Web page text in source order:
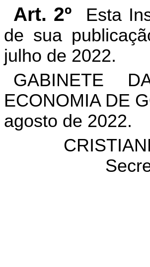
Art. 2º
Esta
de sua
julho de 2022.
GABINETE
ECONOMIA DE
agosto de 2022.